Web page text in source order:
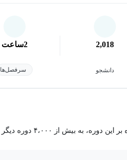
2,018
دانشجو
2ساعت
سرفصل‌ها
دوره دیگر دسترسی خواهید داشت.